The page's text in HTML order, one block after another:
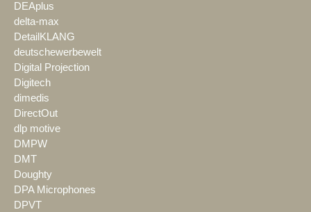
DEAplus
delta-max
DetailKLANG
deutschewerbewelt
Digital Projection
Digitech
dimedis
DirectOut
dlp motive
DMPW
DMT
Doughty
DPA Microphones
DPVT